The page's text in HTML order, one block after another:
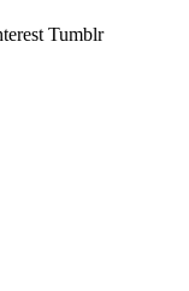
Tumblr